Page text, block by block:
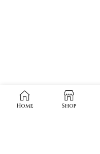
Home Shop